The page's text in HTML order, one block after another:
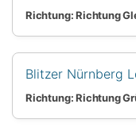
Richtung: Richtung
Blitzer Nürnberg
Richtung: Richtung